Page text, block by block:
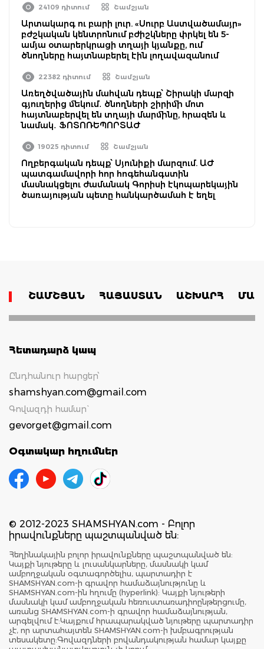
24109 դիտում Շամշյան
Արտակարգ ու բարի լուր. «Սուրբ Աստվածամայր»
բժշկական կենտրոնում բժիշկները փրկել են 5-
ամյա օտարերկրացի տղայի կյանքը, ում
ծնողները հայտնաբերել էին լողավազանում
22382 դիտում Շամշյան
Առեղծվածային մահվան դեպք՝ Շիրակի մարզի
գյուղերից մեկում․ ծնողների շիրիմի մոտ
հայտնաբերվել են տղայի մարմինը, հրազեն և
նամակ․ ՖՈՏՈՌԵՊՈՐՏԱԺ
19025 դիտում Շամշյան
Ողբերգական դեպք՝ Սյունիքի մարզում. ԱԺ
պատգամավորի հոր հոգեհանգստին
մասնակցելու ժամանակ Գորիսի էկոպարեկային
ծառայության պետը հանկարծամահ է եղել
ՇԱՄՇՅԱՆ ՀԱՅԱՍՏԱՆ ԱՇԽԱՐՀ
Հետադարձ կապ
Ընդհանուր հարցեր՝
shamshyan.com@gmail.com
Գովազդի համար`
gevorget@gmail.com
Օգտակար հղումներ
© 2012-2023 SHAMSHYAN.com - Բոլոր
իրավունքները պաշտպանված են:
Հեղինակային բոլոր իրավունքները պաշտպանված են:
Կայքի նյութերը և լուսանկարները, մասնակի կամ
ամբողջական օգտագործելիս, պարտադիր է
SHAMSHYAN.com-ի գրավոր համաձայնությունը և
SHAMSHYAN.com-ին հղումը (hyperlink): Կայքի նյութերի
մասնակի կամ ամբողջական հեռուստառադիոընթերցումը,
առանց SHAMSHYAN.com-ի գրավոր համաձայնության,
արգելվում է:Կայքում հրապարակված նյութերը պարտադիր
չէ, որ արտահայտեն SHAMSHYAN.com-ի խմբագրության
տեսակետը:Գովազդների բովանդակության համար կայքը